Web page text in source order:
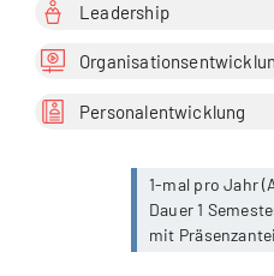
Leadership
Personalentwicklung
1-mal pro Jahr
Dauer 1
mit